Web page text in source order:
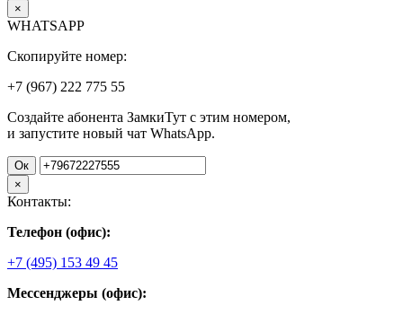
×
WHATSAPP
Скопируйте номер:
+7 (967) 222 775 55
Создайте абонента ЗамкиТут с этим номером,
и запустите новый чат WhatsApp.
Ок
×
Контакты:
Телефон (офис):
+7 (495) 153 49 45
Мессенджеры (офис):